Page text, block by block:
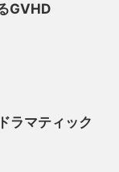
GVHD
ラマティック